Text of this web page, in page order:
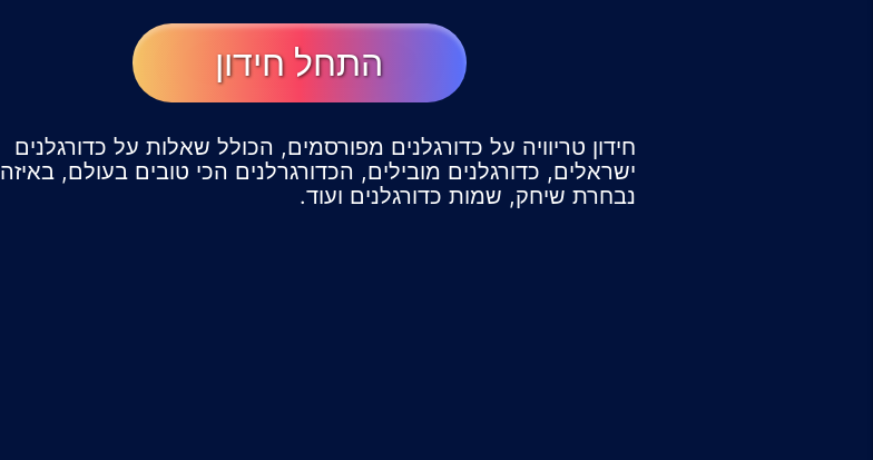
התחל חידון
חידון טריוויה על כדורגלנים מפורסמים, הכולל שאלות על כדורגלנים
ישראלים, כדורגלנים מובילים, הכדורגרלנים הכי טובים בעולם, באיזה
נבחרת שיחק, שמות כדורגלנים ועוד.